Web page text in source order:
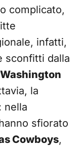
complicato,
infatti,
sconfitti dalla
Washington
la
nella
sfiorato
Cowboys,